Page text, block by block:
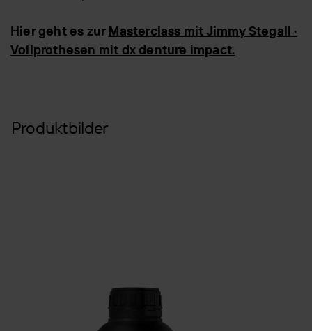
Hier geht es zurMasterclass mit Jimmy Stegall ·
Vollprothesen mit dx denture impact.
Produktbilder